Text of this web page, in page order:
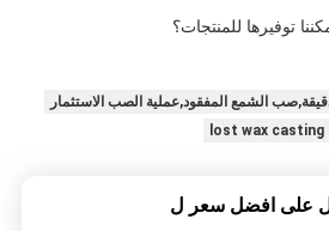
الشمع المفقود,عملية الصب الاستثمار
lost wax casting
على افضل سعر ل